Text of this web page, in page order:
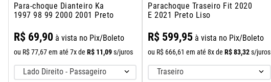
Para-choque Dianteiro Ka
1997 98 99 2000 2001 Preto
R$ 69,90à vista no Pix/Boleto
ou R$77,67em até 7x de R$ 11,09s/juros
Lado Direito - Passageiro
Parachoque Traseiro Fit 2020
E 2021 Preto Liso
R$ 599,95 à vista no Pix/Boleto
ou R$ 666,61 em até 8x de R$ 83,32 s/juros
Traseiro